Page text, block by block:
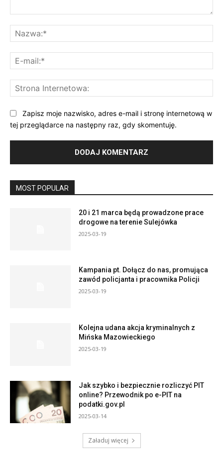
Zapisz moje nazwisko, adres e-mail i stronę internetową w
tej przeglądarce na następny raz, gdy skomentuję.
MOST POPULAR
20 i 21 marca będą prowadzone prace
drogowe na terenie Sulejówka
2025-03-19
Kampania pt. Dołącz do nas, promująca
zawód policjanta i pracownika Policji
2025-03-19
Kolejna udana akcja kryminalnych z
Mińska Mazowieckiego
2025-03-19
Jak szybko i bezpiecznie rozliczyć PIT
online? Przewodnik po e-PIT na
podatki.gov.pl
2025-03-14
Załaduj więcej